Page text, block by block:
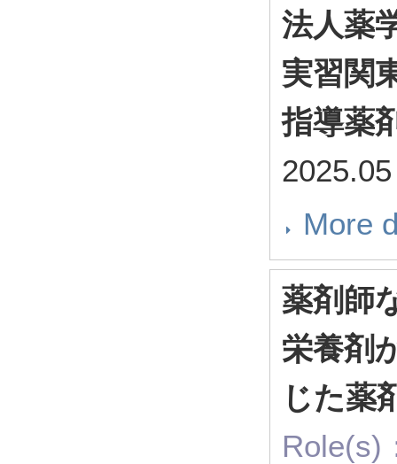
法人薬
実習関
指導薬
2025.05
More
薬剤師
栄養剤
じた薬
Role(s)